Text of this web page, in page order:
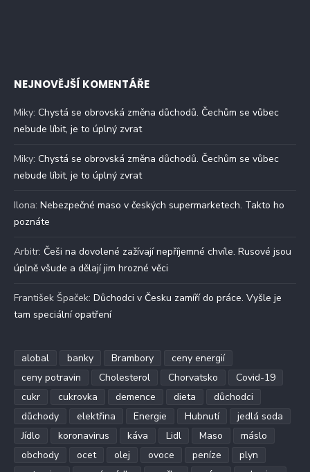
NEJNOVĚJŠÍ KOMENTÁŘE
Miky: Chystá se obrovská změna důchodů. Čechům se vůbec
nebude líbit, je to úplný zvrat
Miky: Chystá se obrovská změna důchodů. Čechům se vůbec
nebude líbit, je to úplný zvrat
Ilona: Nebezpečné maso v českých supermarketech. Takto ho
poznáte
Arbitr: Češi na dovolené zažívají nepříjemné chvíle. Rusové jsou
úplně všude a dělají jim hrozné věci
František Špaček: Důchodci v Česku zamíří do práce. Vyšle je
tam speciální opatření
alobal banky Brambory
ceny energií
ceny potravin
Cholesterol Chorvatsko
Covid-19
cukr
cukrovka demence dieta
důchodci
důchody
elektřina Energie Hubnutí
jedlá soda
Jídlo
koronavirus káva Lidl Maso
máslo
obchody
ocet olej ovoce peníze
plyn